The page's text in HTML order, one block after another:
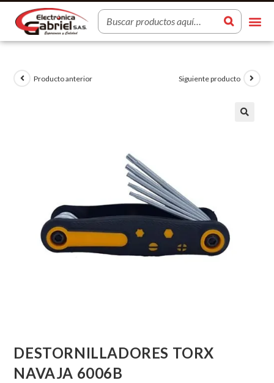
Producto anterior Siguiente producto
DESTORNILLADORES TORX
NAVAJA 6006B